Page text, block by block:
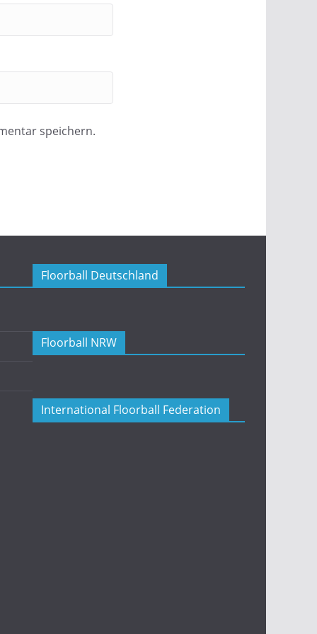
speichern.
Floorball Deutschland
Floorball NRW
International Floorball Federation